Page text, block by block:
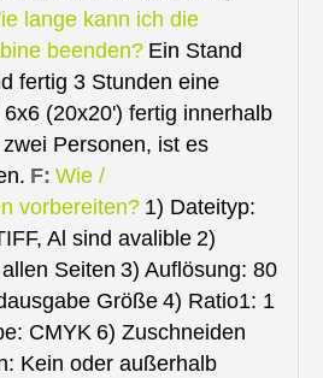
lange kann ich die
beenden? Ein Stand
fertig 3 Stunden eine
(20x20') fertig innerhalb
Personen, ist es
F: Wie /
vorbereiten? 1) Dateityp:
Al sind avalible 2)
Seiten 3) Auflösung: 80
Größe 4) Ratio1: 1
CMYK 6) Zuschneiden
Kein oder außerhalb